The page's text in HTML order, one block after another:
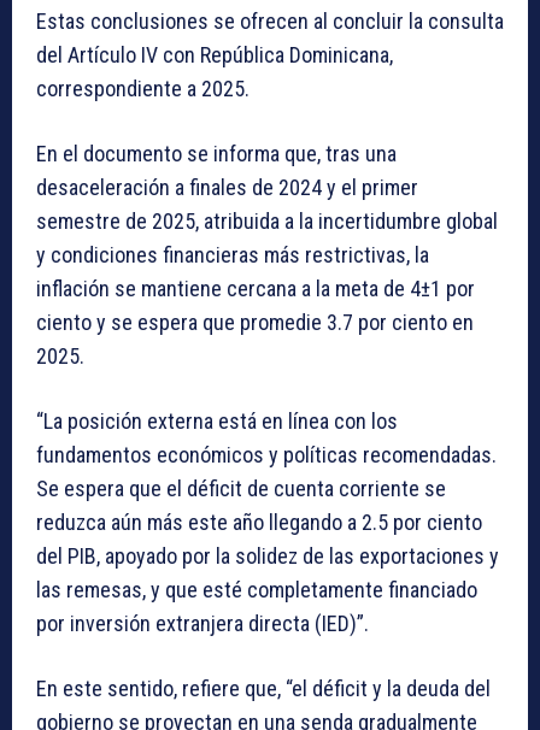
Estas conclusiones se ofrecen al concluir la consulta
del Artículo IV con República Dominicana,
correspondiente a 2025.
En el documento se informa que, tras una
desaceleración a finales de 2024 y el primer
semestre de 2025, atribuida a la incertidumbre global
y condiciones financieras más restrictivas, la
inflación se mantiene cercana a la meta de 4±1 por
ciento y se espera que promedie 3.7 por ciento en
2025.
“La posición externa está en línea con los
fundamentos económicos y políticas recomendadas.
Se espera que el déficit de cuenta corriente se
reduzca aún más este año llegando a 2.5 por ciento
del PIB, apoyado por la solidez de las exportaciones y
las remesas, y que esté completamente financiado
por inversión extranjera directa (IED)”.
En este sentido, refiere que, “el déficit y la deuda del
gobierno se proyectan en una senda gradualmente